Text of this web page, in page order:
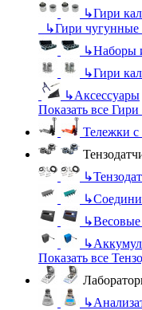
↳Гири
↳Гири чугунные
↳Наборы
↳Гири
↳Аксессуары
Показать все
Тележки с
↳
↳
↳
↳
Показать все
↳